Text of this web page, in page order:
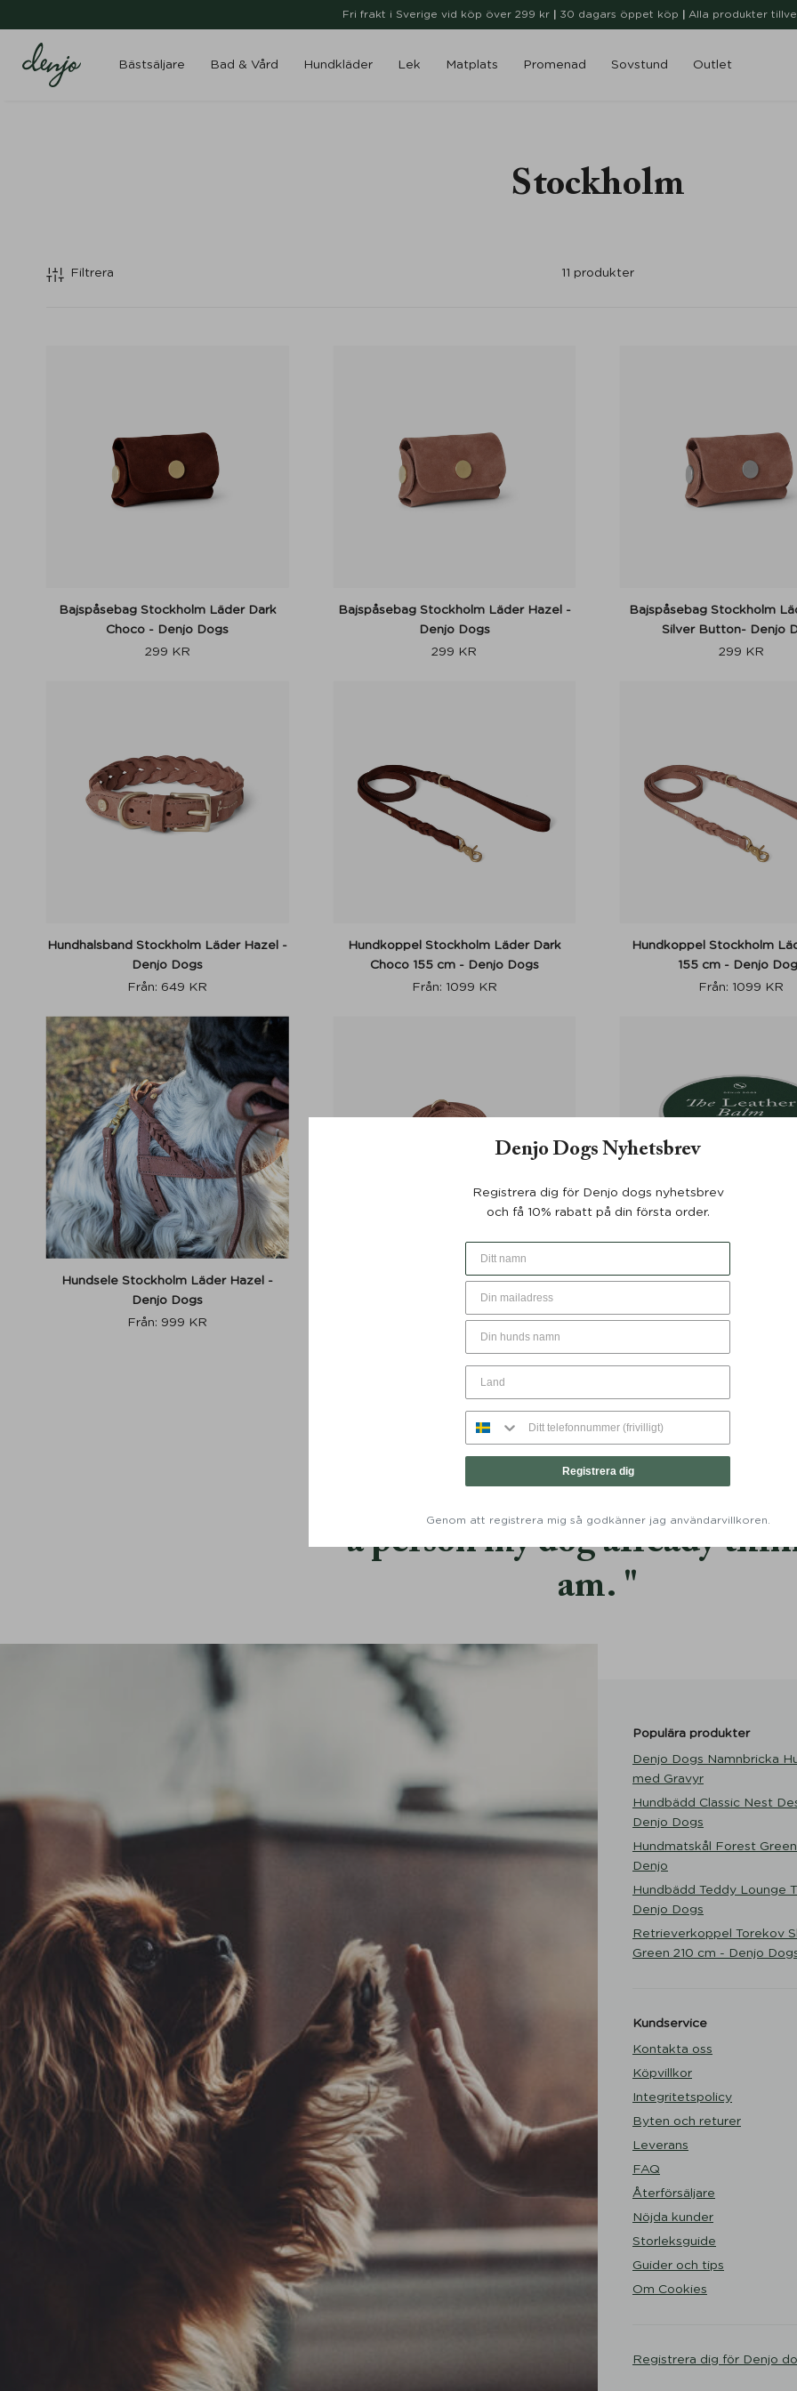
Fri frakt i Sverige vid köp över 299 kr 30 dagars öppet köp Alla produkter
Bästsäljare Bad & Vård Hundkläder Lek Matplats Promenad Sovstund Outlet
Stockholm
Filtrera 11 produkter
Bajspåsebag Stockholm Läder Dark
Choco - Denjo Dogs
299 KR
Bajspåsebag Stockholm Läder Hazel -
Denjo Dogs
299 KR
Bajspåsebag Stockholm
Silver Button- Denjo
299 KR
Hundhalsband Stockholm Läder Hazel -
Denjo Dogs
Från: 649 KR
Hundkoppel Stockholm Läder Dark
Choco 155 cm - Denjo Dogs
Från: 1099 KR
Hundkoppel Stockholm
155 cm - Denjo
Från: 1099 KR
Hundsele Stockholm Läder Hazel -
Denjo Dogs
Från: 999 KR
Multikoppel Stockholm Läder Hazel
220 cm - Denjo Dogs
1299KR
Läderbalsam 100% Naturligt
299
goalin life is to be as
a person my dog already
am.
Populära produkter
Denjo Dogs Namnbricka
med Gravyr
Hundbädd Classic Nest
Denjo Dogs
Hundmatskål Forest
Denjo
Hundbädd Teddy Lounge
Denjo Dogs
Retrieverkoppel Torekov
Green 210 cm - Denjo
Kundservice
Kontakta oss
Köpvillkor
Integritetspolicy
Byten och returer
Leverans
FAQ
Återförsäljare
Nöjda kunder
Storleksguide
Guider och tips
Om Cookies
Registrera dig för Denjo
Denjo Dogs Nyhetsbrev
Registrera dig för Denjo dogs nyhetsbrev
och få 10% rabatt på din första order.
Registrera dig
Genom att registrera mig så godkänner jag användarvillkoren.